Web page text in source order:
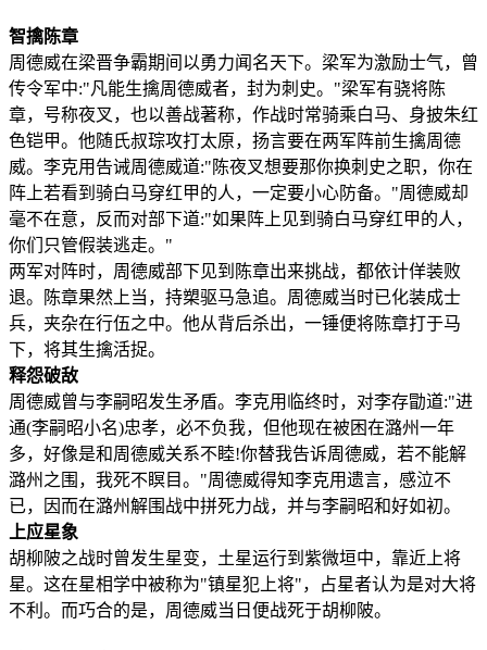
智擒陈章
周德威在梁晋争霸期间以勇力闻名天下。梁军为激励士气，曾
传令军中:"凡能生擒周德威者，封为刺史。"梁军有骁将陈
章，号称夜叉，也以善战著称，作战时常骑乘白马、身披朱红
色铠甲。他随氏叔琮攻打太原，扬言要在两军阵前生擒周德
威。李克用告诫周德威道:"陈夜叉想要那你换刺史之职，你在
阵上若看到骑白马穿红甲的人，一定要小心防备。"周德威却
毫不在意，反而对部下道:"如果阵上见到骑白马穿红甲的人，
你们只管假装逃走。"
两军对阵时，周德威部下见到陈章出来挑战，都依计佯装败
退。陈章果然上当，持槊驱马急追。周德威当时已化装成士
兵，夹杂在行伍之中。他从背后杀出，一锤便将陈章打于马
下，将其生擒活捉。
释怨破敌
周德威曾与李嗣昭发生矛盾。李克用临终时，对李存勖道:"进
通(李嗣昭小名)忠孝，必不负我，但他现在被困在潞州一年
多，好像是和周德威关系不睦!你替我告诉周德威，若不能解
潞州之围，我死不瞑目。"周德威得知李克用遗言，感泣不
已，因而在潞州解围战中拼死力战，并与李嗣昭和好如初。
上应星象
胡柳陂之战时曾发生星变，土星运行到紫微垣中，靠近上将
星。这在星相学中被称为"镇星犯上将"，占星者认为是对大将
不利。而巧合的是，周德威当日便战死于胡柳陂。